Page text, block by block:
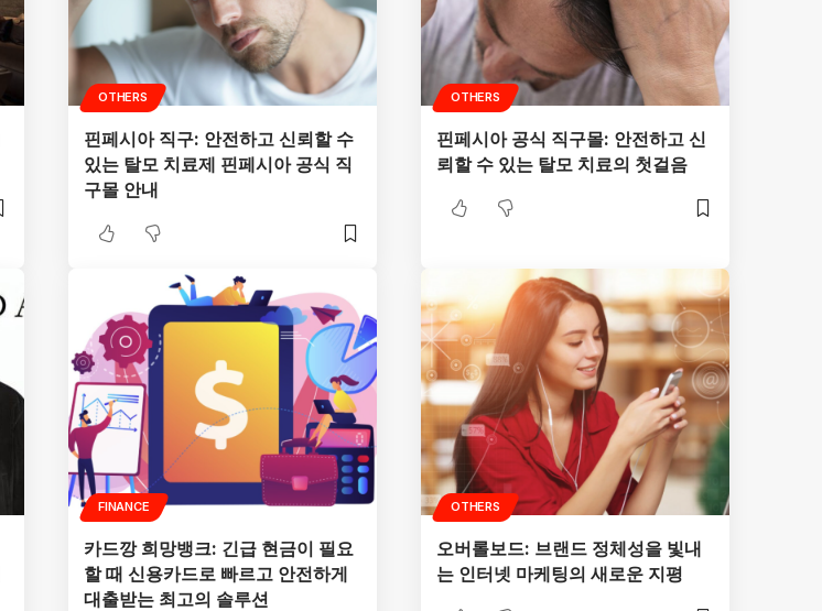
OTHERS
핀페시아 직구: 안전하고 신뢰할 수
있는 탈모 치료제 핀페시아 공식 직
구몰 안내
OTHERS
핀페시아 공식 직구몰: 안전하고 신
뢰할 수 있는 탈모 치료의 첫걸음
FINANCE
카드깡 희망뱅크: 긴급 현금이 필요
할 때 신용카드로 빠르고 안전하게
대출받는 최고의 솔루션
OTHERS
오버롤보드: 브랜드 정체성을 빛내
는 인터넷 마케팅의 새로운 지평